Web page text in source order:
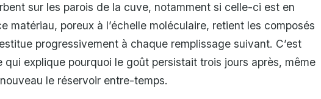
sur les parois de la cuve, notamment si celle-ci est en
matériau, poreux à l’échelle moléculaire, retient les composés
progressivement à chaque remplissage suivant. C’est
explique pourquoi le goût persistait trois jours après, même
le réservoir entre-temps.